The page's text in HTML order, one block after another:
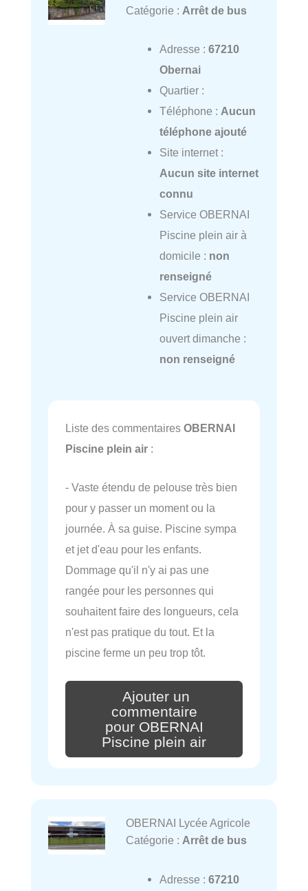
Catégorie : Arrêt de bus
Adresse : 67210
Obernai
Quartier :
Téléphone : Aucun
téléphone ajouté
Site internet :
Aucun site internet
connu
Service OBERNAI
Piscine plein air à
domicile : non
renseigné
Service OBERNAI
Piscine plein air
ouvert dimanche :
non renseigné
Liste des commentaires OBERNAI
Piscine plein air :
- Vaste étendu de pelouse très bien
pour y passer un moment ou la
journée. À sa guise. Piscine sympa
et jet d'eau pour les enfants.
Dommage qu'il n'y ai pas une
rangée pour les personnes qui
souhaitent faire des longueurs, cela
n'est pas pratique du tout. Et la
piscine ferme un peu trop tôt.
Ajouter un
commentaire
pour OBERNAI
Piscine plein air
OBERNAI Lycée Agricole
Catégorie : Arrêt de bus
Adresse : 67210